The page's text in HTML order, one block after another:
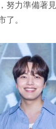
努力準備著
了。